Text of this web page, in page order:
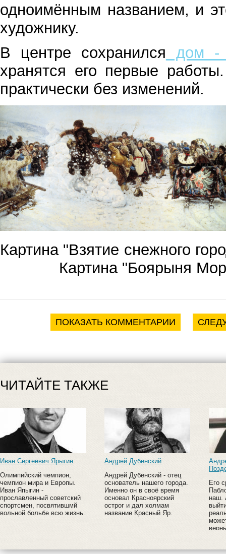
одноимённым названием, и
художнику.
В центре сохранился дом -
хранятся его первые
практически без изменений.
Картина
Картина "Боярыня
ПОКАЗАТЬ КОММЕНТАРИИ
ЧИТАЙТЕ ТАКЖЕ
Иван Сергеевич Ярыгин
Олимпийский чемпион,
чемпион мира и Европы.
Иван Япыгин -
прославленный советский
спортсмен, посвятившмй
вольной больбе всю жизнь.
Андрей Дубенский
Андрей Дубенский - отец
основатель нашего города.
Именно он в своё время
основал Красноярский
острог и дал холмам
название Красный Яр.
Его
наш.